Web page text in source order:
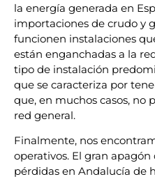
la energía generada en
importaciones de crudo y
funcionen instalaciones
están enganchadas a la
tipo de instalación
que se caracteriza por
que, en muchos casos, no
red general.
Finalmente, nos
operativos. El gran
pérdidas en Andalucía de